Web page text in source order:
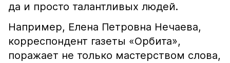
да и просто талантливых людей.
Например, Елена Петровна Нечаева,
корреспондент газеты «Орбита»,
поражает не только мастерством слова,